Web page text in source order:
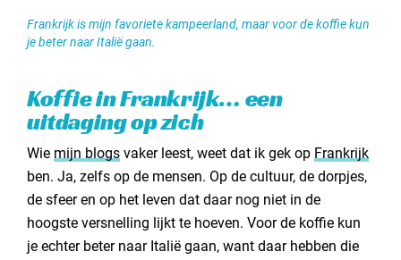
Frankrijk is mijn favoriete kampeerland, maar voor de koffie kun
je beter naar Italië gaan.
Koffie in Frankrijk… een
uitdaging op zich
Wie mijn blogs vaker leest, weet dat ik gek op Frankrijk
ben. Ja, zelfs op de mensen. Op de cultuur, de dorpjes,
de sfeer en op het leven dat daar nog niet in de
hoogste versnelling lijkt te hoeven. Voor de koffie kun
je echter beter naar Italië gaan, want daar hebben die